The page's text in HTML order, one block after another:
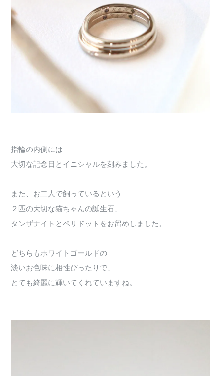
指輪の内側には
大切な記念日とイニシャルを刻みました。
また、お二人で飼っているという
２匹の大切な猫ちゃんの誕生石、
タンザナイトとペリドットをお留めしました。
どちらもホワイトゴールドの
淡いお色味に相性ぴったりで、
とても綺麗に輝いてくれていますね。